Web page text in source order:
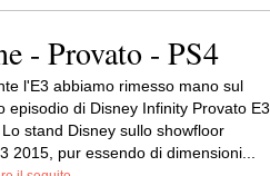
- Provato - PS4
l'E3 abbiamo rimesso mano sul
episodio di Disney Infinity Provato E3
stand Disney sullo showfloor
2015, pur essendo di dimensioni...